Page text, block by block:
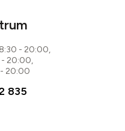
- 20:00,
20:00,
20:00
835